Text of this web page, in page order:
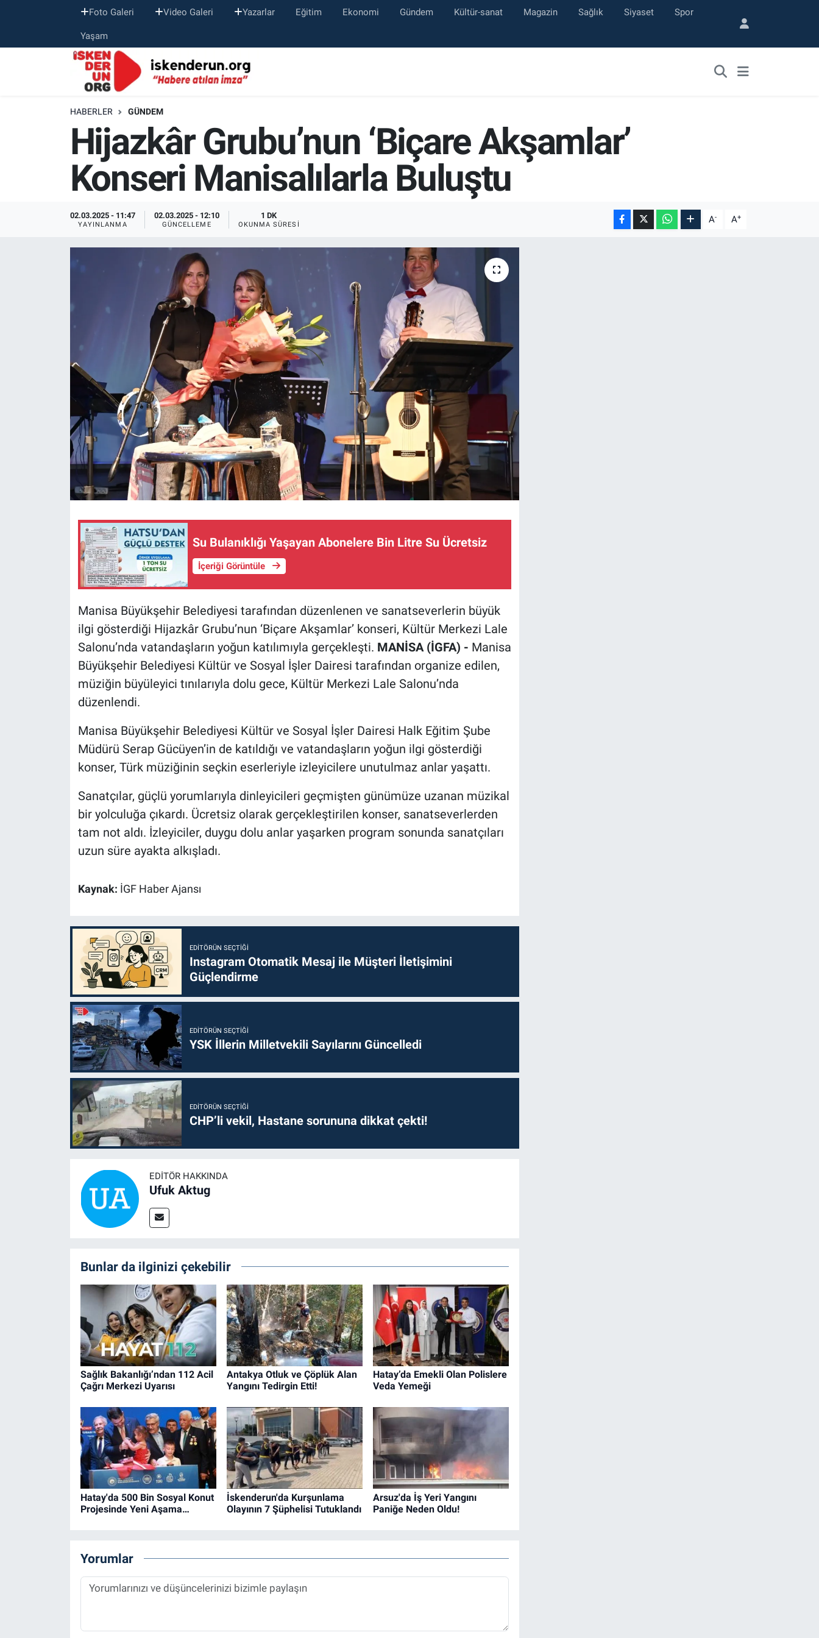
Foto Galeri Video Galeri Yazarlar Eğitim Ekonomi Gündem Kültür-sanat Magazin Sağlık Siyaset Spor
Yaşam
HABERLER GÜNDEM
Hijazkâr Grubu’nun ‘Biçare Akşamlar’
Konseri Manisalılarla Buluştu
02.03.2025 - 11:47
YAYINLANMA
02.03.2025 - 12:10
GÜNCELLEME
1 DK
OKUNMA SÜRESI A- A+
Su Bulanıklığı Yaşayan Abonelere Bin Litre Su Ücretsiz
İçeriği Görüntüle
Manisa Büyükşehir Belediyesi tarafından düzenlenen ve sanatseverlerin büyük
ilgi gösterdiği Hijazkâr Grubu’nun ‘Biçare Akşamlar’ konseri, Kültür Merkezi Lale
Salonu’nda vatandaşların yoğun katılımıyla gerçekleşti. MANİSA (İGFA) - Manisa
Büyükşehir Belediyesi Kültür ve Sosyal İşler Dairesi tarafından organize edilen,
müziğin büyüleyici tınılarıyla dolu gece, Kültür Merkezi Lale Salonu’nda
düzenlendi.
Manisa Büyükşehir Belediyesi Kültür ve Sosyal İşler Dairesi Halk Eğitim Şube
Müdürü Serap Gücüyen’in de katıldığı ve vatandaşların yoğun ilgi gösterdiği
konser, Türk müziğinin seçkin eserleriyle izleyicilere unutulmaz anlar yaşattı.
Sanatçılar, güçlü yorumlarıyla dinleyicileri geçmişten günümüze uzanan müzikal
bir yolculuğa çıkardı. Ücretsiz olarak gerçekleştirilen konser, sanatseverlerden
tam not aldı. İzleyiciler, duygu dolu anlar yaşarken program sonunda sanatçıları
uzun süre ayakta alkışladı.
Kaynak: İGF Haber Ajansı
EDITÖRÜN SEÇTIĞI
Instagram Otomatik Mesaj ile Müşteri İletişimini
Güçlendirme
EDITÖRÜN SEÇTIĞI
YSK İllerin Milletvekili Sayılarını Güncelledi
EDITÖRÜN SEÇTIĞI
CHP’li vekil, Hastane sorununa dikkat çekti!
EDITÖR HAKKINDA
Ufuk Aktug
Bunlar da ilginizi çekebilir
Sağlık Bakanlığı’ndan 112 Acil
Çağrı Merkezi Uyarısı
Antakya Otluk ve Çöplük Alan
Yangını Tedirgin Etti!
Hatay’da Emekli Olan Polislere
Veda Yemeği
Hatay'da 500 Bin Sosyal Konut
Projesinde Yeni Aşama…
İskenderun'da Kurşunlama
Olayının 7 Şüphelisi Tutuklandı
Arsuz'da İş Yeri Yangını
Paniğe Neden Oldu!
Yorumlar